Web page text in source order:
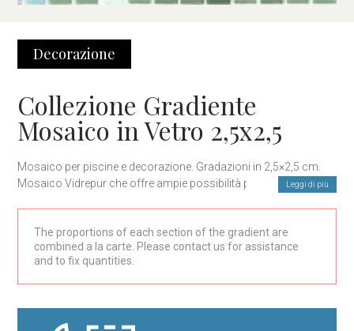
Decorazione
Collezione Gradiente
Mosaico in Vetro 2,5x2,5
Mosaico per piscine e decorazione. Gradazioni in 2,5×2,5 cm.
Mosaico Vidrepur che offre ampie possibilità per il designLeggi di più
The proportions of each section of the gradient are
combined a la carte. Please contact us for assistance
and to fix quantities.